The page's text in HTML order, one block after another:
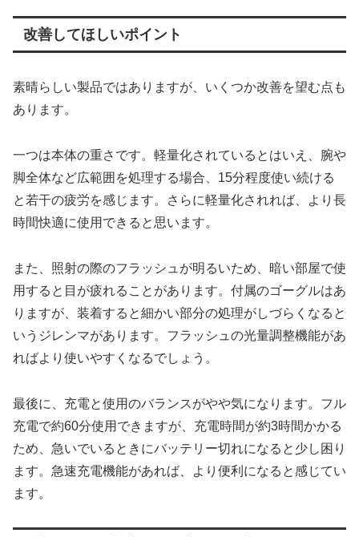
改善してほしいポイント
素晴らしい製品ではありますが、いくつか改善を望む点も
あります。
一つは本体の重さです。軽量化されているとはいえ、腕や
脚全体など広範囲を処理する場合、15分程度使い続ける
と若干の疲労を感じます。さらに軽量化されれば、より長
時間快適に使用できると思います。
また、照射の際のフラッシュが明るいため、暗い部屋で使
用すると目が疲れることがあります。付属のゴーグルはあ
りますが、装着すると細かい部分の処理がしづらくなると
いうジレンマがあります。フラッシュの光量調整機能があ
ればより使いやすくなるでしょう。
最後に、充電と使用のバランスがやや気になります。フル
充電で約60分使用できますが、充電時間が約3時間かかる
ため、急いでいるときにバッテリー切れになると少し困り
ます。急速充電機能があれば、より便利になると感じてい
ます。